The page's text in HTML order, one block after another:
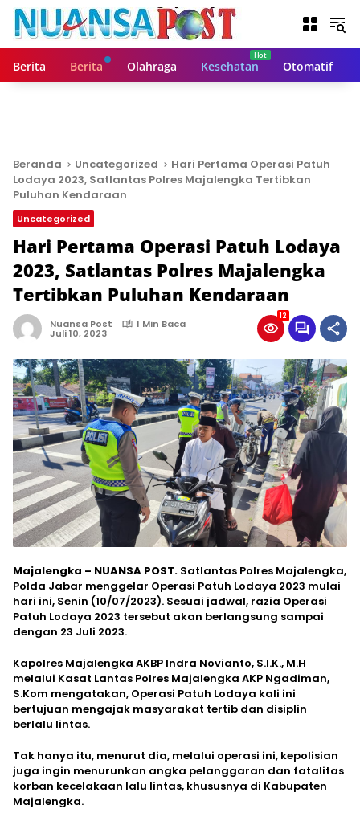
Berita Berita Olahraga Kesehatan Otomatif
Beranda Uncategorized
Hari Pertama Operasi Patuh
Lodaya 2023, Satlantas Polres Majalengka Tertibkan
Puluhan Kendaraan
Uncategorized
Hari Pertama Operasi Patuh Lodaya
2023, Satlantas Polres Majalengka
Tertibkan Puluhan Kendaraan
Nuansa Post 1 Min Baca
Juli 10, 2023
12
Majalengka – NUANSA POST. Satlantas Polres Majalengka,
Polda Jabar menggelar Operasi Patuh Lodaya 2023 mulai
hari ini, Senin (10/07/2023). Sesuai jadwal, razia Operasi
Patuh Lodaya 2023 tersebut akan berlangsung sampai
dengan 23 Juli 2023.
Kapolres Majalengka AKBP Indra Novianto, S.I.K., M.H
melalui Kasat Lantas Polres Majalengka AKP Ngadiman,
S.Kom mengatakan, Operasi Patuh Lodaya kali ini
bertujuan mengajak masyarakat tertib dan disiplin
berlalu lintas.
Tak hanya itu, menurut dia, melalui operasi ini, kepolisian
juga ingin menurunkan angka pelanggaran dan fatalitas
korban kecelakaan lalu lintas, khususnya di Kabupaten
Majalengka.